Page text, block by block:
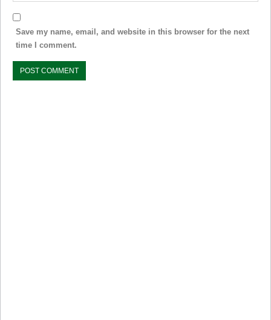
Save my name, email, and website in this browser for the next
time I comment.